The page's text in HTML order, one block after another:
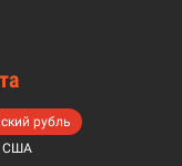
рубль
США